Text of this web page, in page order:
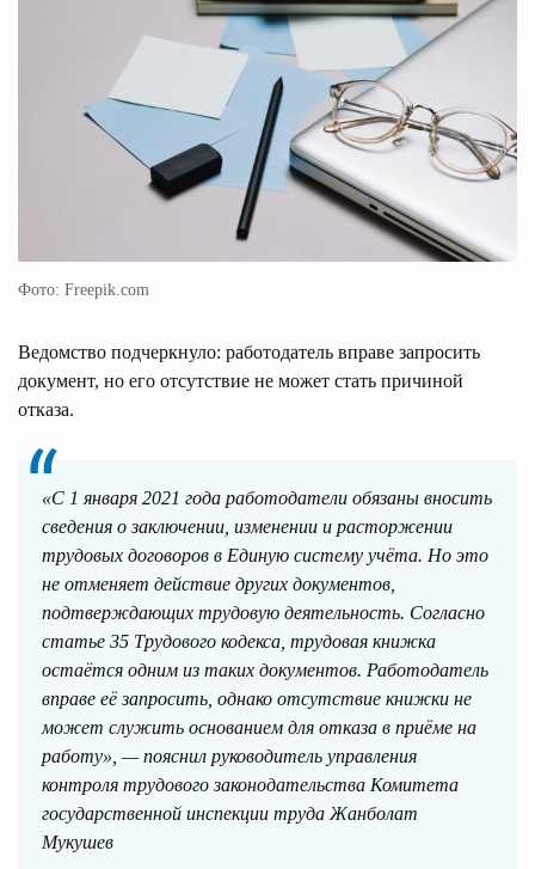
Фото: Freepik.com
Ведомство подчеркнуло: работодатель вправе запросить
документ, но его отсутствие не может стать причиной
отказа.
«С 1 января 2021 года работодатели обязаны вносить
сведения о заключении, изменении и расторжении
трудовых договоров в Единую систему учёта. Но это
не отменяет действие других документов,
подтверждающих трудовую деятельность. Согласно
статье 35 Трудового кодекса, трудовая книжка
остаётся одним из таких документов. Работодатель
вправе её запросить, однако отсутствие книжки не
может служить основанием для отказа в приёме на
работу», — пояснил руководитель управления
контроля трудового законодательства Комитета
государственной инспекции труда Жанболат
Мукушев